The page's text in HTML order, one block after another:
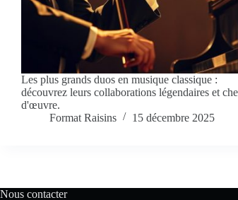
Les plus grands duos en musique classique :
découvrez leurs collaborations légendaires et
d'œuvre.
Format Raisins
15 décembre 2025
Nous contacter